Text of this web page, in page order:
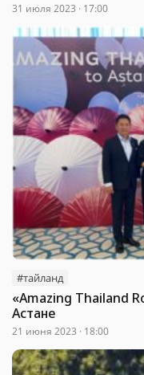
31 июля 2023 · 17:00
#тайланд
«Amazing Thailand
Астане
21 июня 2023 · 18:00